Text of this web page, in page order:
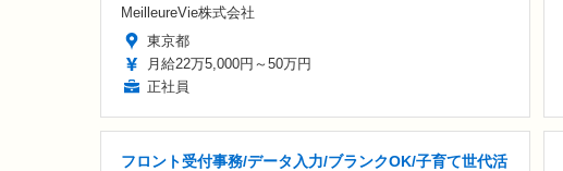
MeilleureVie株式会社
東京都
月給22万5,000円～50万円
正社員
フロント受付事務/データ入力/ブランクOK/子育て世代活